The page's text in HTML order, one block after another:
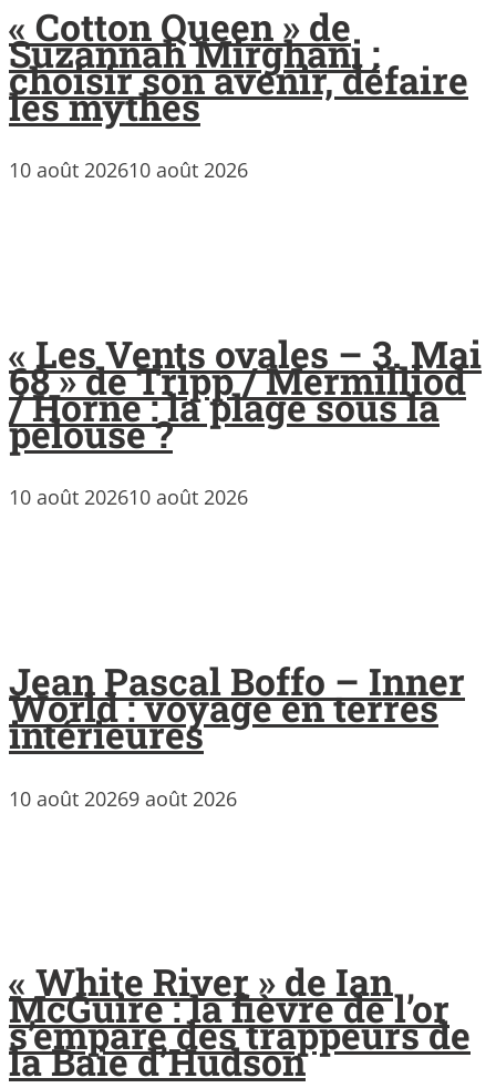
« Cotton Queen » de
Suzannah Mirghani :
choisir son avenir, défaire
les mythes
10 août 202610 août 2026
« Les Vents ovales – 3. Mai
68 » de Tripp / Mermilliod
/ Horne : la plage sous la
pelouse ?
10 août 202610 août 2026
Jean Pascal Boffo – Inner
World : voyage en terres
intérieures
10 août 20269 août 2026
« White River » de Ian
McGuire : la fièvre de l’or
s’empare des trappeurs de
la Baie d’Hudson